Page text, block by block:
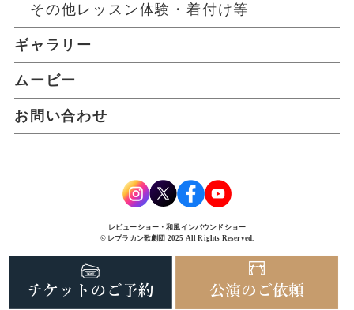
その他レッスン体験・着付け等
ギャラリー
ムービー
お問い合わせ
レビューショー・和風インバウンドショー
© レプラカン歌劇団 2025 All Rights Reserved.